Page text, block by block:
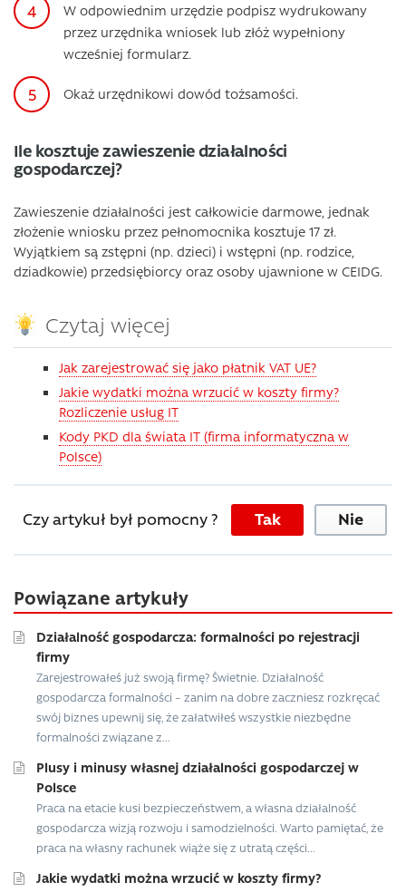
W odpowiednim urzędzie podpisz wydrukowany
przez urzędnika wniosek lub złóż wypełniony
wcześniej formularz.
Okaż urzędnikowi dowód tożsamości.
Ile kosztuje zawieszenie działalności
gospodarczej?
Zawieszenie działalności jest całkowicie darmowe, jednak
złożenie wniosku przez pełnomocnika kosztuje 17 zł.
Wyjątkiem są zstępni (np. dzieci) i wstępni (np. rodzice,
dziadkowie) przedsiębiorcy oraz osoby ujawnione w CEIDG.
Czytaj więcej
Jak zarejestrować się jako płatnik VAT UE?
Jakie wydatki można wrzucić w koszty firmy?
Rozliczenie usług IT
Kody PKD dla świata IT (firma informatyczna w
Polsce)
Czy artykuł był pomocny ? Tak Nie
Powiązane artykuły
Działalność gospodarcza: formalności po rejestracji
firmy
Zarejestrowałeś już swoją firmę? Świetnie. Działalność
gospodarcza formalności – zanim na dobre zaczniesz rozkręcać
swój biznes upewnij się, że załatwiłeś wszystkie niezbędne
formalności związane z...
Plusy i minusy własnej działalności gospodarczej w
Polsce
Praca na etacie kusi bezpieczeństwem, a własna działalność
gospodarcza wizją rozwoju i samodzielności. Warto pamiętać, że
praca na własny rachunek wiąże się z utratą części...
Jakie wydatki można wrzucić w koszty firmy?